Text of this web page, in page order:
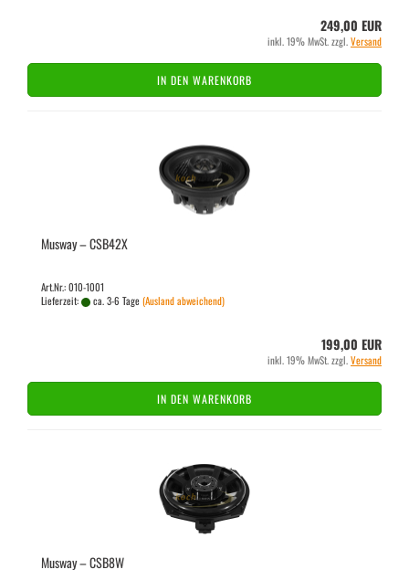
249,00 EUR
inkl. 19% MwSt. zzgl.Versand
IN DEN WARENKORB
Mus­way – CSB42X
Art.Nr.: 010-1001
Lieferzeit:
ca. 3-6 Tage(Ausland abweichend)
199,00 EUR
inkl. 19% MwSt. zzgl.Versand
IN DEN WARENKORB
Mus­way – CSB8W